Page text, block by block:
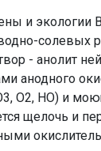
и экологии
солевых
- анолит
анодного
O2, HO) и
щелочь и